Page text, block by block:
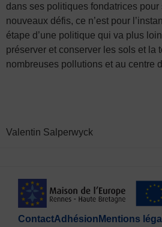
dans ses politiques fondatrices pour
nouveaux défis, ce n’est pour
étape d’une politique qui va plus
préserver et conserver les sols et la
nombreuses pollutions et au centre
Valentin Salperwyck
ContactAdhésion Mentions